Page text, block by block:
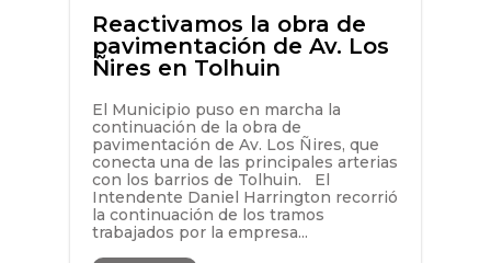
Reactivamos la obra de
pavimentación de Av. Los
Ñires en Tolhuin
El Municipio puso en marcha la
continuación de la obra de
pavimentación de Av. Los Ñires, que
conecta una de las principales arterias
con los barrios de Tolhuin. El
Intendente Daniel Harrington recorrió
la continuación de los tramos
trabajados por la empresa...